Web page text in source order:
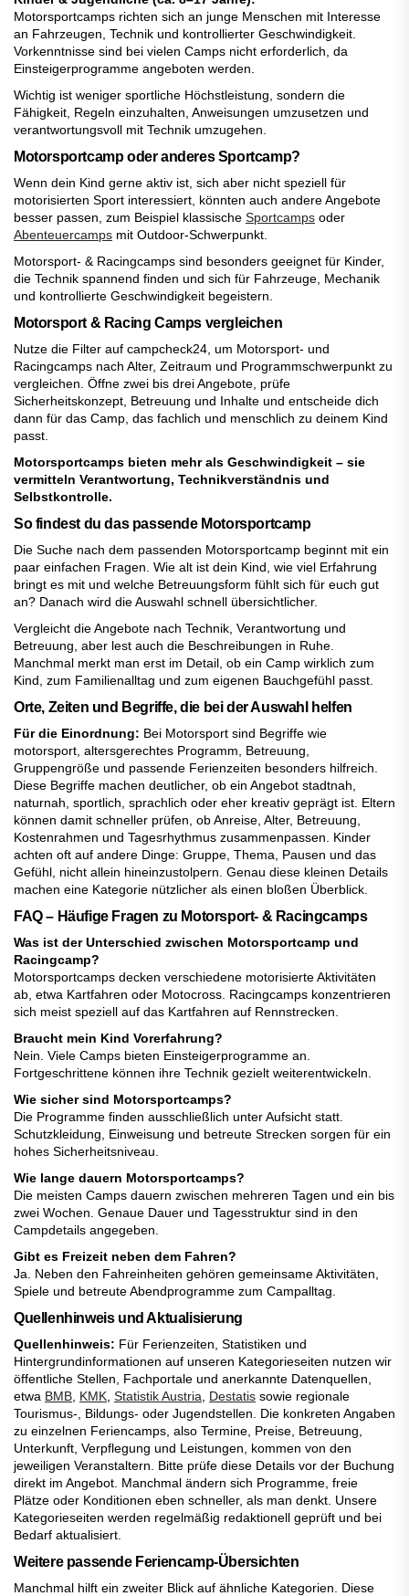
Motorsportcamps richten sich an junge Menschen mit Interesse
an Fahrzeugen, Technik und kontrollierter Geschwindigkeit.
Vorkenntnisse sind bei vielen Camps nicht erforderlich, da
Einsteigerprogramme angeboten werden.
Wichtig ist weniger sportliche Höchstleistung, sondern die
Fähigkeit, Regeln einzuhalten, Anweisungen umzusetzen und
verantwortungsvoll mit Technik umzugehen.
Motorsportcamp oder anderes Sportcamp?
Wenn dein Kind gerne aktiv ist, sich aber nicht speziell für
motorisierten Sport interessiert, könnten auch andere Angebote
besser passen, zum Beispiel klassische Sportcamps oder
Abenteuercamps mit Outdoor-Schwerpunkt.
Motorsport- & Racingcamps sind besonders geeignet für Kinder,
die Technik spannend finden und sich für Fahrzeuge, Mechanik
und kontrollierte Geschwindigkeit begeistern.
Motorsport & Racing Camps vergleichen
Nutze die Filter auf campcheck24, um Motorsport- und
Racingcamps nach Alter, Zeitraum und Programmschwerpunkt zu
vergleichen. Öffne zwei bis drei Angebote, prüfe
Sicherheitskonzept, Betreuung und Inhalte und entscheide dich
dann für das Camp, das fachlich und menschlich zu deinem Kind
passt.
Motorsportcamps bieten mehr als Geschwindigkeit – sie
vermitteln Verantwortung, Technikverständnis und
Selbstkontrolle.
So findest du das passende Motorsportcamp
Die Suche nach dem passenden Motorsportcamp beginnt mit ein
paar einfachen Fragen. Wie alt ist dein Kind, wie viel Erfahrung
bringt es mit und welche Betreuungsform fühlt sich für euch gut
an? Danach wird die Auswahl schnell übersichtlicher.
Vergleicht die Angebote nach Technik, Verantwortung und
Betreuung, aber lest auch die Beschreibungen in Ruhe.
Manchmal merkt man erst im Detail, ob ein Camp wirklich zum
Kind, zum Familienalltag und zum eigenen Bauchgefühl passt.
Orte, Zeiten und Begriffe, die bei der Auswahl helfen
Für die Einordnung: Bei Motorsport sind Begriffe wie
motorsport, altersgerechtes Programm, Betreuung,
Gruppengröße und passende Ferienzeiten besonders hilfreich.
Diese Begriffe machen deutlicher, ob ein Angebot stadtnah,
naturnah, sportlich, sprachlich oder eher kreativ geprägt ist. Eltern
können damit schneller prüfen, ob Anreise, Alter, Betreuung,
Kostenrahmen und Tagesrhythmus zusammenpassen. Kinder
achten oft auf andere Dinge: Gruppe, Thema, Pausen und das
Gefühl, nicht allein hineinzustolpern. Genau diese kleinen Details
machen eine Kategorie nützlicher als einen bloßen Überblick.
FAQ – Häufige Fragen zu Motorsport- & Racingcamps
Was ist der Unterschied zwischen Motorsportcamp und
Racingcamp?
Motorsportcamps decken verschiedene motorisierte Aktivitäten
ab, etwa Kartfahren oder Motocross. Racingcamps konzentrieren
sich meist speziell auf das Kartfahren auf Rennstrecken.
Braucht mein Kind Vorerfahrung?
Nein. Viele Camps bieten Einsteigerprogramme an.
Fortgeschrittene können ihre Technik gezielt weiterentwickeln.
Wie sicher sind Motorsportcamps?
Die Programme finden ausschließlich unter Aufsicht statt.
Schutzkleidung, Einweisung und betreute Strecken sorgen für ein
hohes Sicherheitsniveau.
Wie lange dauern Motorsportcamps?
Die meisten Camps dauern zwischen mehreren Tagen und ein bis
zwei Wochen. Genaue Dauer und Tagesstruktur sind in den
Campdetails angegeben.
Gibt es Freizeit neben dem Fahren?
Ja. Neben den Fahreinheiten gehören gemeinsame Aktivitäten,
Spiele und betreute Abendprogramme zum Campalltag.
Quellenhinweis und Aktualisierung
Quellenhinweis: Für Ferienzeiten, Statistiken und
Hintergrundinformationen auf unseren Kategorieseiten nutzen wir
öffentliche Stellen, Fachportale und anerkannte Datenquellen,
etwa BMB KMK Statistik Austria Destatis sowie regionale
Tourismus-, Bildungs- oder Jugendstellen. Die konkreten Angaben
zu einzelnen Feriencamps, also Termine, Preise, Betreuung,
Unterkunft, Verpflegung und Leistungen, kommen von den
jeweiligen Veranstaltern. Bitte prüfe diese Details vor der Buchung
direkt im Angebot. Manchmal ändern sich Programme, freie
Plätze oder Konditionen eben schneller, als man denkt. Unsere
Kategorieseiten werden regelmäßig redaktionell geprüft und bei
Bedarf aktualisiert.
Weitere passende Feriencamp-Übersichten
Manchmal hilft ein zweiter Blick auf ähnliche Kategorien. Diese